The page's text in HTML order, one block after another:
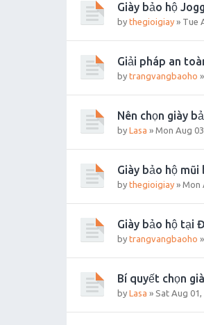
Giày bảo hộ
by thegioigiay » Tue
Giải pháp an
by trangvangbaoho »
Nên chọn giày
by Lasa » Mon Aug
Giày bảo hộ
by thegioigiay » Mon
Giày bảo hộ tại
by trangvangbaoho »
Bí quyết chọn
by Lasa » Sat Aug 01,